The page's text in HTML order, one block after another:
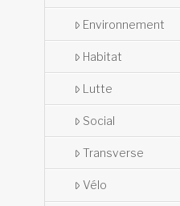
Environnement
Habitat
Lutte
Social
Transverse
Vélo